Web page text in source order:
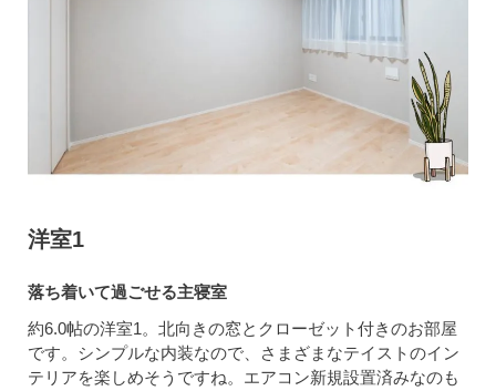
洋室1
落ち着いて過ごせる主寝室
約6.0帖の洋室1。北向きの窓とクローゼット付きのお部屋
です。シンプルな内装なので、さまざまなテイストのイン
テリアを楽しめそうですね。エアコン新規設置済みなのも